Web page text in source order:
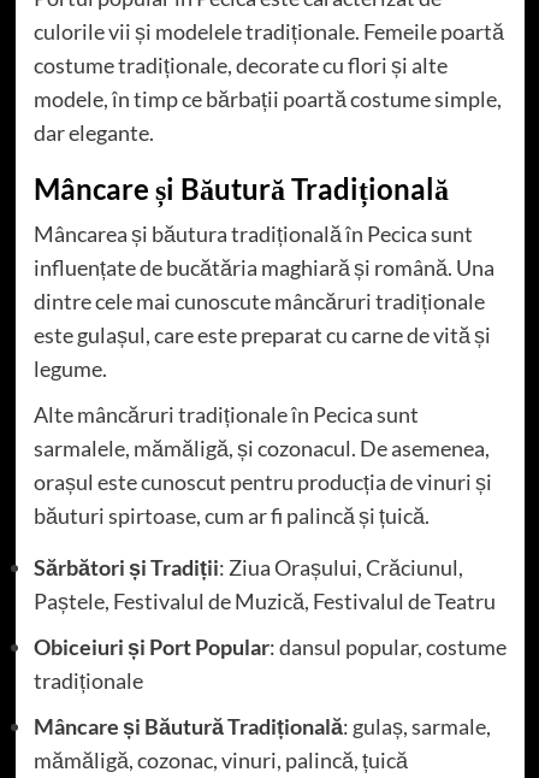
culorile vii și modelele tradiționale. Femeile poartă
costume tradiționale, decorate cu flori și alte
modele, în timp ce bărbații poartă costume simple,
dar elegante.
Mâncare și Băutură Tradițională
Mâncarea și băutura tradițională în Pecica sunt
influențate de bucătăria maghiară și română. Una
dintre cele mai cunoscute mâncăruri tradiționale
este gulașul, care este preparat cu carne de vită și
legume.
Alte mâncăruri tradiționale în Pecica sunt
sarmalele, mămăligă, și cozonacul. De asemenea,
orașul este cunoscut pentru producția de vinuri și
băuturi spirtoase, cum ar fi palincă și țuică.
Sărbători și Tradiții: Ziua Orașului, Crăciunul,
Paștele, Festivalul de Muzică, Festivalul de Teatru
Obiceiuri și Port Popular: dansul popular, costume
tradiționale
Mâncare și Băutură Tradițională: gulaș, sarmale,
mămăligă, cozonac, vinuri, palincă, țuică